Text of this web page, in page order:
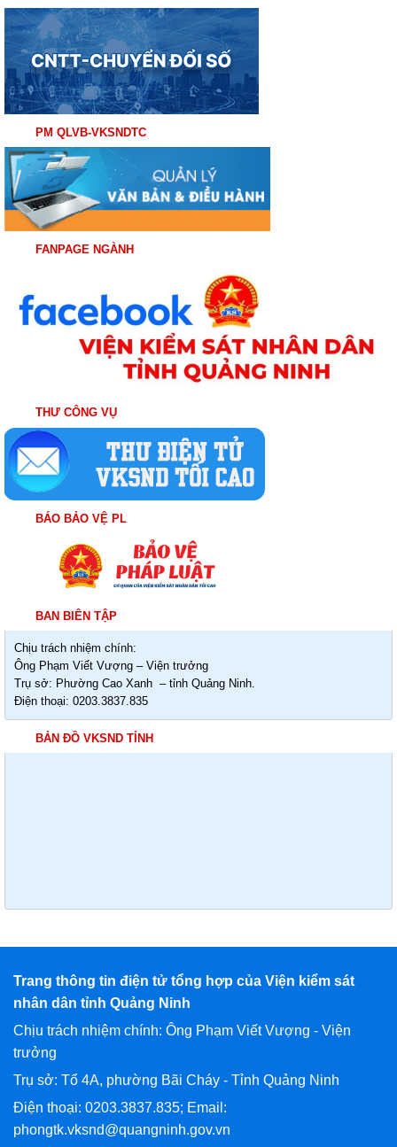
PM QLVB-VKSNDTC
FANPAGE NGÀNH
THƯ CÔNG VỤ
BÁO BẢO VỆ PL
BAN BIÊN TẬP
Chịu trách nhiệm chính:
Ông Phạm Viết Vượng – Viện trưởng
Trụ sở: Phường Cao Xanh – tỉnh Quảng Ninh.
Điện thoại: 0203.3837.835
BẢN ĐỒ VKSND TỈNH
Trang thông tin điện tử tổng hợp của Viện kiểm sát
nhân dân tỉnh Quảng Ninh
Chịu trách nhiệm chính: Ông Phạm Viết Vượng - Viện
trưởng
Trụ sở: Tổ 4A, phường Bãi Cháy - Tỉnh Quảng Ninh
Điện thoại: 0203.3837.835; Email:
phongtk.vksnd@quangninh.gov.vn